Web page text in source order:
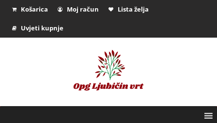
Košarica Moj račun Lista želja
Uvjeti kupnje